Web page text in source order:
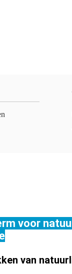
voor
van